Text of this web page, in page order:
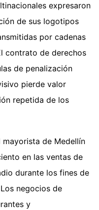
expresaron
de sus logotipos
por cadenas
contrato de derechos
de penalización
pierde valor
repetida de los
de Medellín
en las ventas de
durante los fines de
negocios de
y